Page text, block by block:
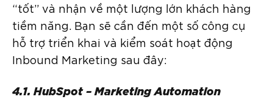
“tốt” và nhận về một lượng lớn khách hàng
tiềm năng. Bạn sẽ cần đến một số công cụ
hỗ trợ triển khai và kiểm soát hoạt động
Inbound Marketing sau đây:
4.1. HubSpot – Marketing Automation